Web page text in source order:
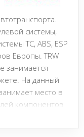
системы,
TC, ABS, ESP
Европы. TRW
занимается
На данный
место в
компонентов